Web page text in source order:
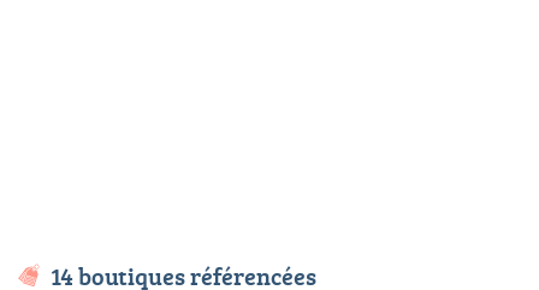
14 boutiques référencées